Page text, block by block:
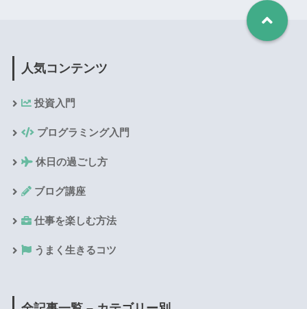
人気コンテンツ
投資入門
プログラミング入門
休日の過ごし方
ブログ講座
仕事を楽しむ方法
うまく生きるコツ